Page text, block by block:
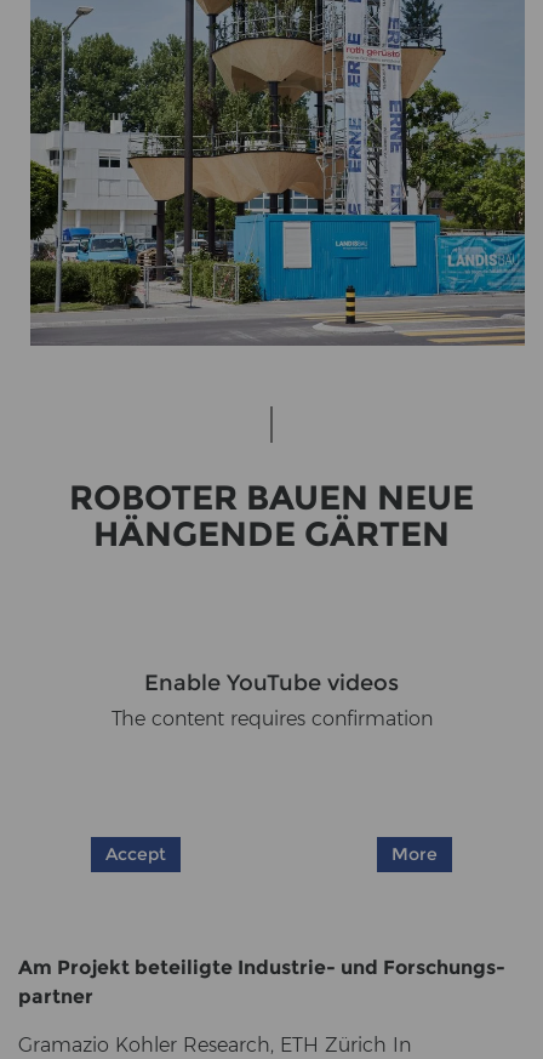
RO­BO­TER BAUEN NEUE
HÄN­GEN­DE GÄR­TEN
Enable YouTube videos
The content requires confirmation
Accept More
Am Pro­jekt be­tei­lig­te Industrie-​​ und For­schungs­
part­ner
Grama­zio Koh­ler Re­se­arch, ETH Zü­rich In